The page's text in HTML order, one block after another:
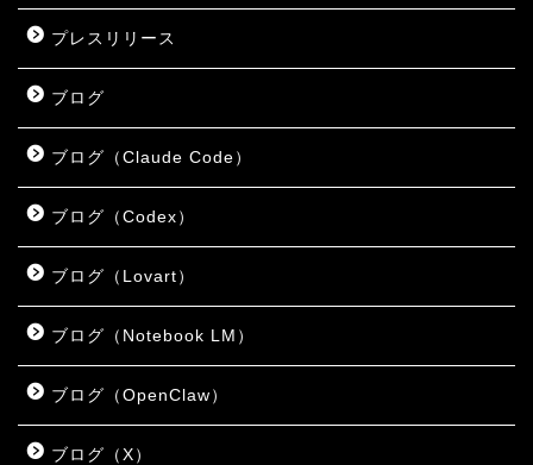
プレスリリース
ブログ
ブログ（Claude Code）
ブログ（Codex）
ブログ（Lovart）
ブログ（Notebook LM）
ブログ（OpenClaw）
ブログ（X）